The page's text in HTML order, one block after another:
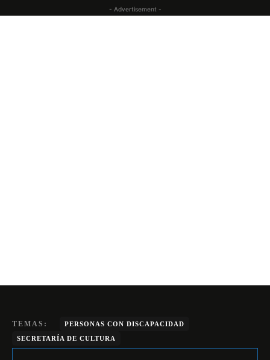
- Advertisement -
TEMAS:
PERSONAS CON DISCAPACIDAD
SECRETARÍA DE CULTURA